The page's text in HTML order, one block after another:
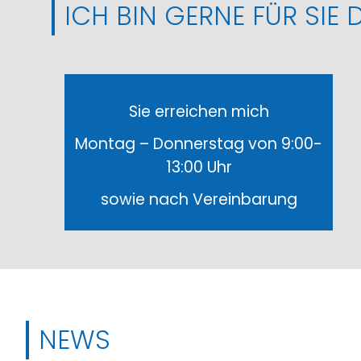
ICH BIN GERNE FÜR SIE
Sie erreichen mich
Montag – Donnerstag von 9:00-
13:00 Uhr
sowie nach Vereinbarung
NEWS